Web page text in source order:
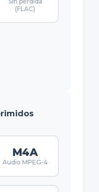
(FLAC)
M4A
Audio MPEG-4